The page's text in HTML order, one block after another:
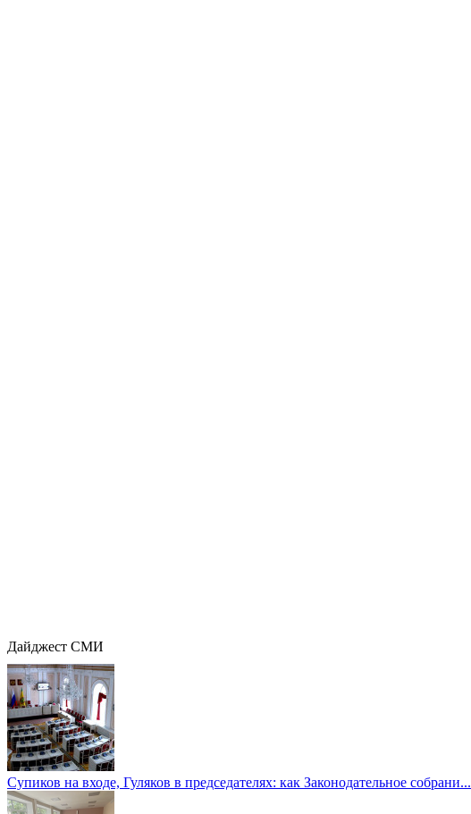
Дайджест СМИ
Супиков на входе, Гуляков в председателях: как Законодательное собрани...